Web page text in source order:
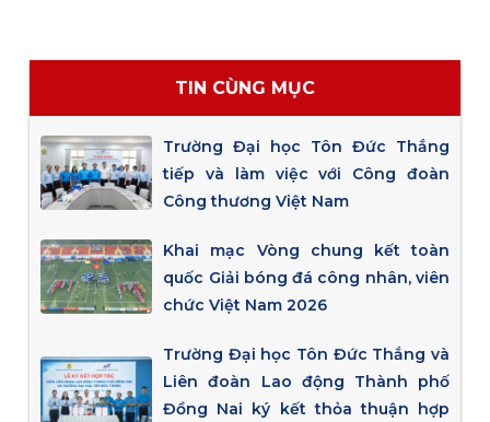
TIN CÙNG MỤC
Trường Đại học Tôn Đức Thắng
tiếp và làm việc với Công đoàn
Công thương Việt Nam
Khai mạc Vòng chung kết toàn
quốc Giải bóng đá công nhân, viên
chức Việt Nam 2026
Trường Đại học Tôn Đức Thắng và
Liên đoàn Lao động Thành phố
Đồng Nai ký kết thỏa thuận hợp